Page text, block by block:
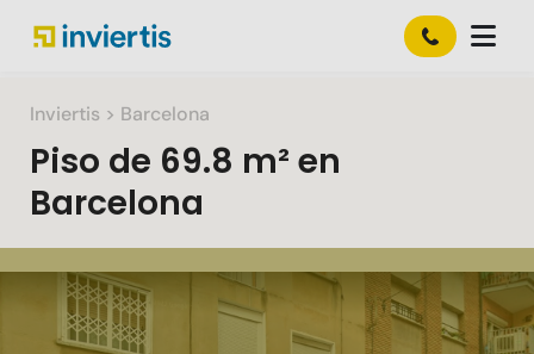
Inviertis > Barcelona
Piso de 69.8 m² en
Barcelona